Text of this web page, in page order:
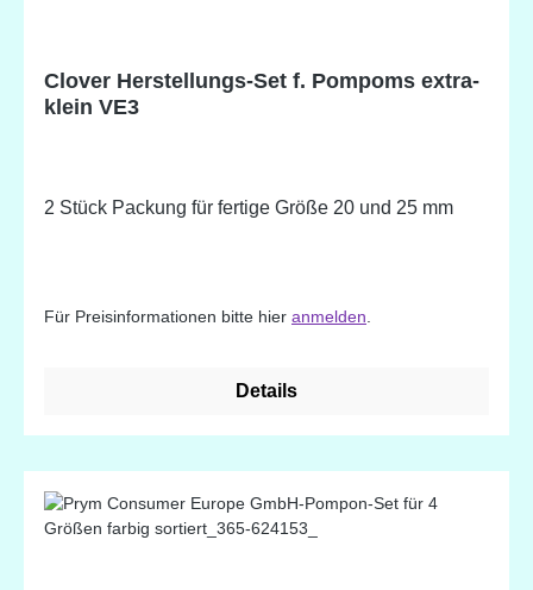
Clover Herstellungs-Set f. Pompoms extra-
klein VE3
2 Stück Packung für fertige Größe 20 und 25 mm
Für Preisinformationen bitte hier anmelden
Details